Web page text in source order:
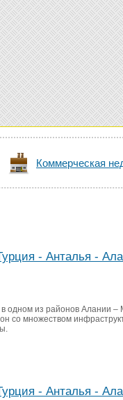
Коммерческая
- Анталья -
одном из районов Алании –
со множеством
- Анталья -